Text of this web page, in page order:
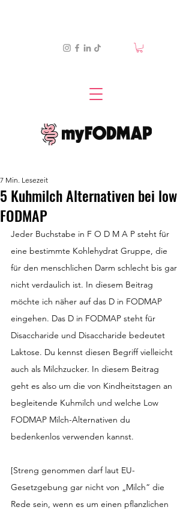
5 Kuhmilch Alternativen bei low
FODMAP
7 Min. Lesezeit
Jeder Buchstabe in F O D M A P steht für
eine bestimmte Kohlehydrat Gruppe, die
für den menschlichen Darm schlecht bis gar
nicht verdaulich ist. In diesem Beitrag
möchte ich näher auf das D in FODMAP
eingehen. Das D in FODMAP steht für
Disaccharide und Disaccharide bedeutet
Laktose. Du kennst diesen Begriff vielleicht
auch als Milchzucker. In diesem Beitrag
geht es also um die von Kindheitstagen an
begleitende Kuhmilch und welche Low
FODMAP Milch-Alternativen du
bedenkenlos verwenden kannst.
[Streng genommen darf laut EU-
Gesetzgebung gar nicht von „Milch“ die
Rede sein, wenn es um einen pflanzlichen